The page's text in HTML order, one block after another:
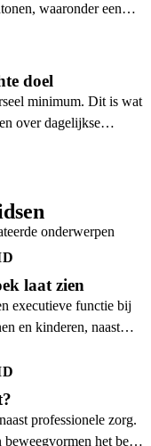
waaronder een
doel
minimum. Dit is wat
over dagelijkse
onderwerpen
laat zien
executieve functie bij
en kinderen, naast
professionele zorg.
het best